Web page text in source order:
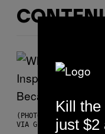
(PHOTO BY
VIA GETTY IMAGES)
Kill
just $2